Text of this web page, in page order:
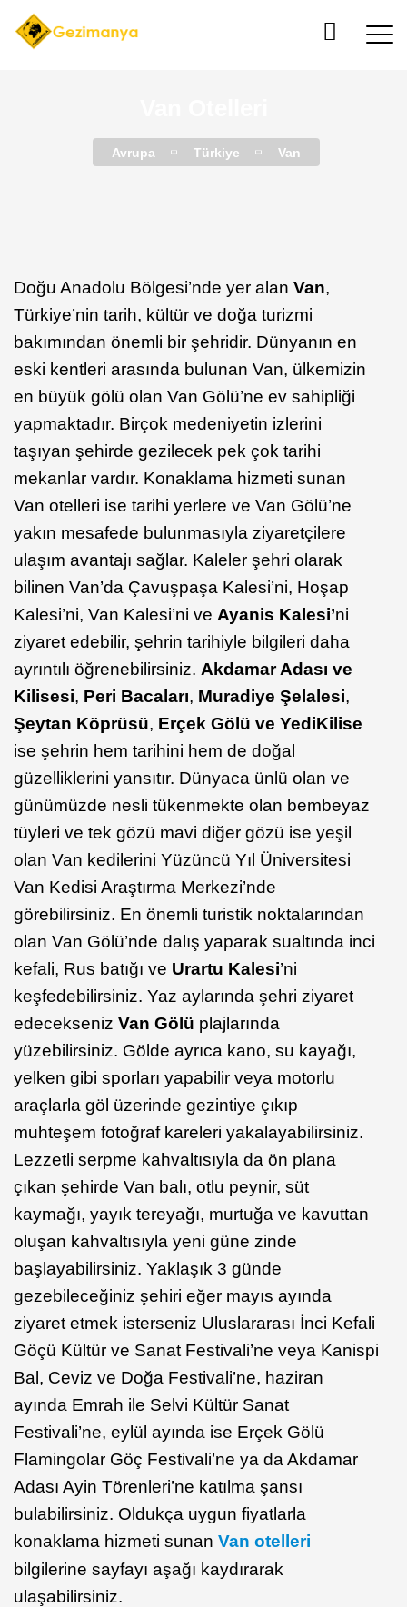
Avrupa Türkiye Van
Doğu Anadolu Bölgesi’nde yer alan Van,
Türkiye’nin tarih, kültür ve doğa turizmi
bakımından önemli bir şehridir. Dünyanın en
eski kentleri arasında bulunan Van, ülkemizin
en büyük gölü olan Van Gölü’ne ev sahipliği
yapmaktadır. Birçok medeniyetin izlerini
taşıyan şehirde gezilecek pek çok tarihi
mekanlar vardır. Konaklama hizmeti sunan
Van otelleri ise tarihi yerlere ve Van Gölü’ne
yakın mesafede bulunmasıyla ziyaretçilere
ulaşım avantajı sağlar. Kaleler şehri olarak
bilinen Van’da Çavuşpaşa Kalesi’ni, Hoşap
Kalesi’ni, Van Kalesi’ni ve Ayanis Kalesi’ni
ziyaret edebilir, şehrin tarihiyle bilgileri daha
ayrıntılı öğrenebilirsiniz. Akdamar Adası ve
Kilisesi, Peri Bacaları, Muradiye Şelalesi,
Şeytan Köprüsü, Erçek Gölü ve YediKilise
ise şehrin hem tarihini hem de doğal
güzelliklerini yansıtır. Dünyaca ünlü olan ve
günümüzde nesli tükenmekte olan bembeyaz
tüyleri ve tek gözü mavi diğer gözü ise yeşil
olan Van kedilerini Yüzüncü Yıl Üniversitesi
Van Kedisi Araştırma Merkezi’nde
görebilirsiniz. En önemli turistik noktalarından
olan Van Gölü’nde dalış yaparak sualtında inci
kefali, Rus batığı ve Urartu Kalesi’ni
keşfedebilirsiniz. Yaz aylarında şehri ziyaret
edecekseniz Van Gölü plajlarında
yüzebilirsiniz. Gölde ayrıca kano, su kayağı,
yelken gibi sporları yapabilir veya motorlu
araçlarla göl üzerinde gezintiye çıkıp
muhteşem fotoğraf kareleri yakalayabilirsiniz.
Lezzetli serpme kahvaltısıyla da ön plana
çıkan şehirde Van balı, otlu peynir, süt
kaymağı, yayık tereyağı, murtuğa ve kavuttan
oluşan kahvaltısıyla yeni güne zinde
başlayabilirsiniz. Yaklaşık 3 günde
gezebileceğiniz şehiri eğer mayıs ayında
ziyaret etmek isterseniz Uluslararası İnci Kefali
Göçü Kültür ve Sanat Festivali’ne veya Kanispi
Bal, Ceviz ve Doğa Festivali’ne, haziran
ayında Emrah ile Selvi Kültür Sanat
Festivali’ne, eylül ayında ise Erçek Gölü
Flamingolar Göç Festivali’ne ya da Akdamar
Adası Ayin Törenleri’ne katılma şansı
bulabilirsiniz. Oldukça uygun fiyatlarla
konaklama hizmeti sunan Van otelleri
bilgilerine sayfayı aşağı kaydırarak
ulaşabilirsiniz.